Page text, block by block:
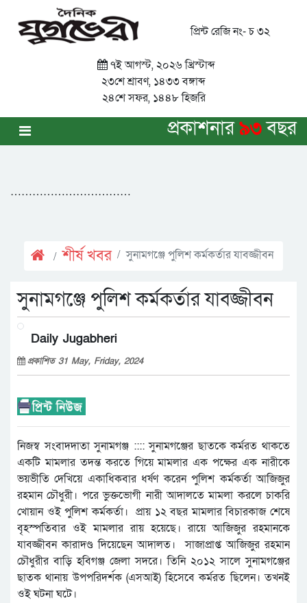
প্রিন্ট রেজি নং- চ ৩২
৭ই আগস্ট, ২০২৬ খ্রিস্টাব্দ
২৩শে শ্রাবণ, ১৪৩৩ বঙ্গাব্দ
২৪শে সফর, ১৪৪৮ হিজরি
প্রকাশনার৯৩বছর
……………………………
শীর্ষ খবর সুনামগঞ্জে পুলিশ কর্মকর্তার যাবজ্জীবন
সুনামগঞ্জে পুলিশ কর্মকর্তার যাবজ্জীবন
Daily Jugabheri
প্রকাশিত 31 May, Friday, 2024
নিজস্ব সংবাদদাতা সুনামগঞ্জ :::: সুনামগঞ্জের ছাতকে কর্মরত থাকতে
একটি মামলার তদন্ত করতে গিয়ে মামলার এক পক্ষের এক নারীকে
ভয়ভীতি দেখিয়ে একাধিকবার ধর্ষণ করেন পুলিশ কর্মকর্তা আজিজুর
রহমান চৌধুরী। পরে ভুক্তভোগী নারী আদালতে মামলা করলে চাকরি
খোয়ান ওই পুলিশ কর্মকর্তা। প্রায় ১২ বছর মামলার বিচারকাজ শেষে
বৃহস্পতিবার ওই মামলার রায় হয়েছে। রায়ে আজিজুর রহমানকে
যাবজ্জীবন কারাদণ্ড দিয়েছেন আদালত। সাজাপ্রাপ্ত আজিজুর রহমান
চৌধুরীর বাড়ি হবিগঞ্জ জেলা সদরে। তিনি ২০১২ সালে সুনামগঞ্জের
ছাতক থানায় উপপরিদর্শক (এসআই) হিসেবে কর্মরত ছিলেন। তখনই
ওই ঘটনা ঘটে।